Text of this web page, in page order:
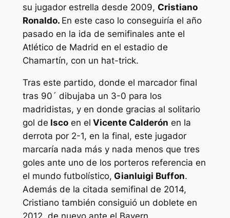
su jugador estrella desde 2009, Cristiano
Ronaldo. En este caso lo conseguiría el año
pasado en la ida de semifinales ante el
Atlético de Madrid en el estadio de
Chamartín, con un hat-trick.
Tras este partido, donde el marcador final
tras 90´ dibujaba un 3-0 para los
madridistas, y en donde gracias al solitario
gol de Iscoen el Vicente Calderón en la
derrota por 2-1, en la final, este jugador
marcaría nada más y nada menos que tres
goles ante uno de los porteros referencia en
el mundo futbolístico, Gianluigi Buffon.
Además de la citada semifinal de 2014,
Cristiano también consiguió un doblete en